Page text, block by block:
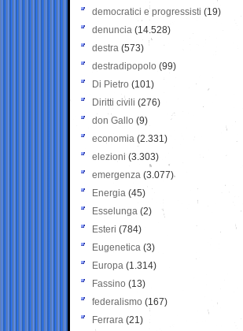
democratici e progressisti (19)
denuncia (14.528)
destra (573)
destradipopolo (99)
Di Pietro (101)
Diritti civili (276)
don Gallo (9)
economia (2.331)
elezioni (3.303)
emergenza (3.077)
Energia (45)
Esselunga (2)
Esteri (784)
Eugenetica (3)
Europa (1.314)
Fassino (13)
federalismo (167)
Ferrara (21)